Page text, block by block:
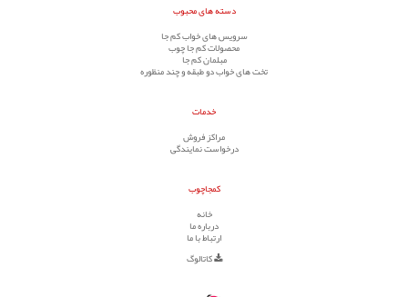
دسته های محبوب
سرویس های خواب کم جا
محصولات کم جا چوب
مبلمان کم جا
تخت های خواب دو طبقه و چند منظوره
خدمات
مراکز فروش
درخواست نمایندگی
کمجاچوب
خانه
درباره ما
ارتباط با ما
کاتالوگ